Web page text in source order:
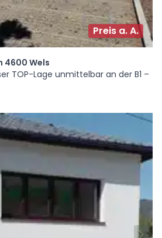
Preis a. A.
4600 Wels
TOP-Lage unmittelbar an der B1 –